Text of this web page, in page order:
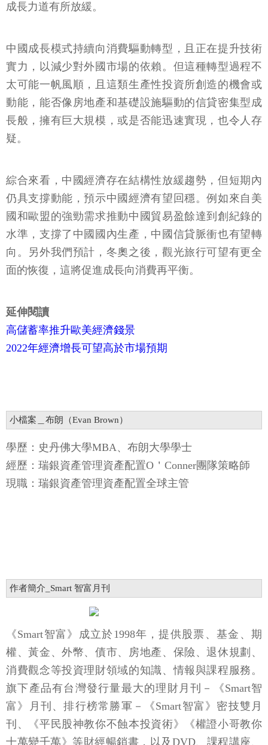
成長力道有所放緩。
中國成長模式持續向消費驅動轉型，且正在提升技術
實力，以減少對外國市場的依賴。但這種轉型過程不
太可能一帆風順，且這類生產性投資所創造的機會或
動能，能否像房地產和基礎設施驅動的信貸密集型成
長般，擁有巨大規模，或是否能迅速實現，也令人存
疑。
綜合來看，中國經濟存在結構性放緩趨勢，但短期內
仍具支撐動能，預示中國經濟有望回穩。例如來自美
國和歐盟的強勁需求推動中國貿易盈餘達到創紀錄的
水準，支撐了中國國內生產，中國信貸脈衝也有望轉
向。另外我們預計，冬奧之後，觀光旅行可望有更全
面的恢復，這將促進成長向消費再平衡。
延伸閱讀
高儲蓄率推升歐美經濟錢景
2022年經濟增長可望高於市場預期
小檔案＿布朗（Evan Brown）
學歷：史丹佛大學MBA、布朗大學學士
經歷：瑞銀資產管理資產配置O＇Conner團隊策略師
現職：瑞銀資產管理資產配置全球主管
作者簡介_Smart 智富月刊
《Smart智富》成立於1998年，提供股票、基金、期
權、黃金、外幣、債市、房地產、保險、退休規劃、
消費觀念等投資理財領域的知識、情報與課程服務。
旗下產品有台灣發行量最大的理財月刊－《Smart智
富》月刊、排行榜常勝軍－《Smart智富》密技雙月
刊、《平民股神教你不蝕本投資術》《權證小哥教你
十萬變千萬》等財經暢銷書，以及DVD、課程講座、